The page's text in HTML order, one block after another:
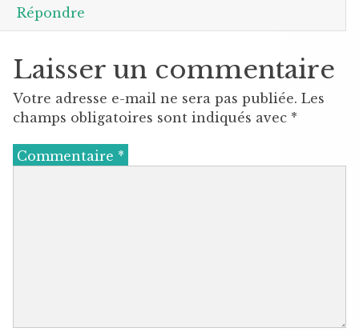
Répondre
Laisser un commentaire
Votre adresse e-mail ne sera pas publiée. Les
champs obligatoires sont indiqués avec *
Commentaire *